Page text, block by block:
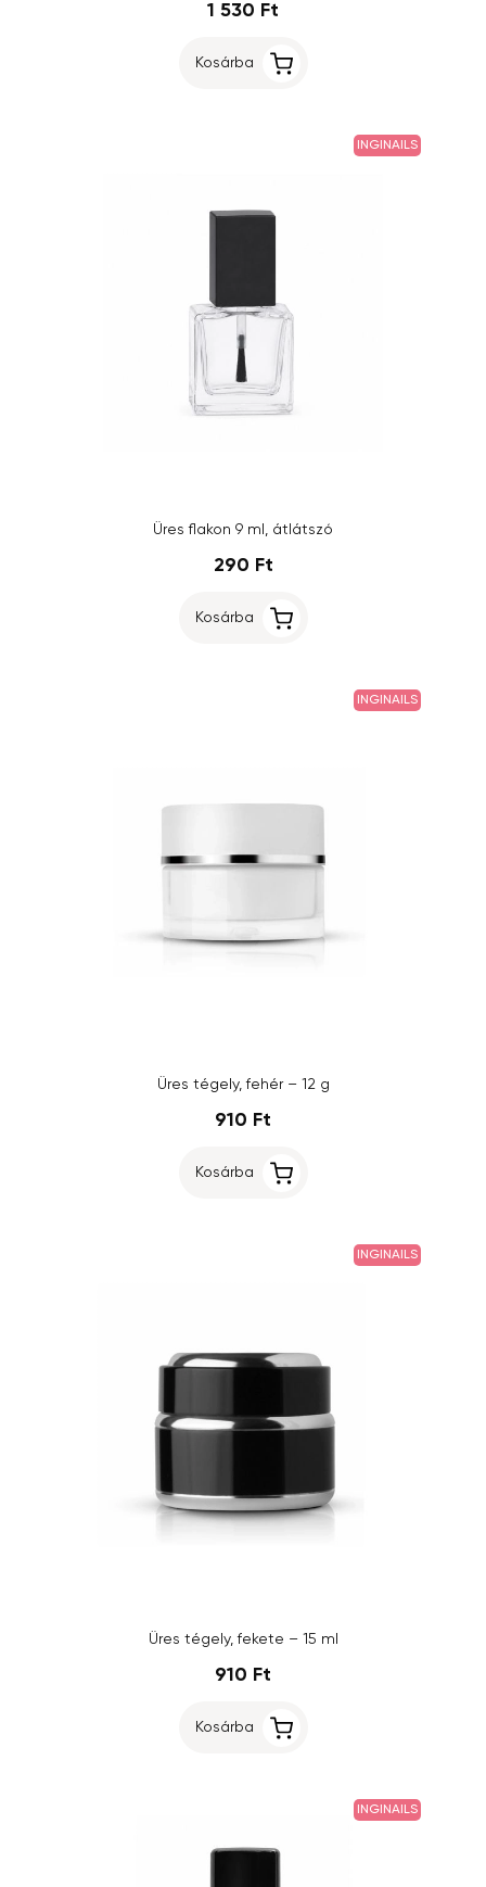
1 530 Ft
Kosárba
INGINAILS
Üres flakon 9 ml, átlátszó
290 Ft
Kosárba
INGINAILS
Üres tégely, fehér – 12 g
910 Ft
Kosárba
INGINAILS
Üres tégely, fekete – 15 ml
910 Ft
Kosárba
INGINAILS